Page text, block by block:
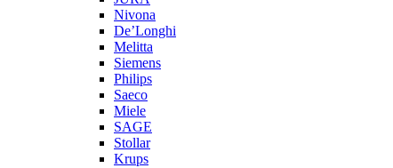
Nivona
De’Longhi
Melitta
Siemens
Philips
Saeco
Miele
SAGE
Stollar
Krups